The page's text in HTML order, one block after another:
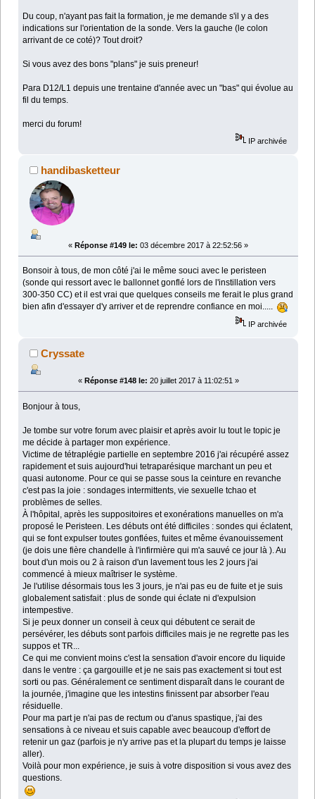
Du coup, n'ayant pas fait la formation, je me demande s'il y a des
indications sur l'orientation de la sonde. Vers la gauche (le colon
arrivant de ce coté)? Tout droit?
Si vous avez des bons "plans" je suis preneur!
Para D12/L1 depuis une trentaine d'année avec un "bas" qui évolue au
fil du temps.
merci du forum!
IP archivée
handibasketteur
« Réponse #149 le: 03 décembre 2017 à 22:52:56 »
Bonsoir à tous, de mon côté j'ai le même souci avec le peristeen
(sonde qui ressort avec le ballonnet gonflé lors de l'instillation vers
300-350 CC) et il est vrai que quelques conseils me ferait le plus grand
bien afin d'essayer d'y arriver et de reprendre confiance en moi.....
IP archivée
Cryssate
« Réponse #148 le: 20 juillet 2017 à 11:02:51 »
Bonjour à tous,
Je tombe sur votre forum avec plaisir et après avoir lu tout le topic je
me décide à partager mon expérience.
Victime de tétraplégie partielle en septembre 2016 j'ai récupéré assez
rapidement et suis aujourd'hui tetraparésique marchant un peu et
quasi autonome. Pour ce qui se passe sous la ceinture en revanche
c'est pas la joie : sondages intermittents, vie sexuelle tchao et
problèmes de selles.
À l'hôpital, après les suppositoires et exonérations manuelles on m'a
proposé le Peristeen. Les débuts ont été difficiles : sondes qui éclatent,
qui se font expulser toutes gonflées, fuites et même évanouissement
(je dois une fière chandelle à l'infirmière qui m'a sauvé ce jour là ). Au
bout d'un mois ou 2 à raison d'un lavement tous les 2 jours j'ai
commencé à mieux maîtriser le système.
Je l'utilise désormais tous les 3 jours, je n'ai pas eu de fuite et je suis
globalement satisfait : plus de sonde qui éclate ni d'expulsion
intempestive.
Si je peux donner un conseil à ceux qui débutent ce serait de
persévérer, les débuts sont parfois difficiles mais je ne regrette pas les
suppos et TR...
Ce qui me convient moins c'est la sensation d'avoir encore du liquide
dans le ventre : ça gargouille et je ne sais pas exactement si tout est
sorti ou pas. Généralement ce sentiment disparaît dans le courant de
la journée, j'imagine que les intestins finissent par absorber l'eau
résiduelle.
Pour ma part je n'ai pas de rectum ou d'anus spastique, j'ai des
sensations à ce niveau et suis capable avec beaucoup d'effort de
retenir un gaz (parfois je n'y arrive pas et la plupart du temps je laisse
aller).
Voilà pour mon expérience, je suis à votre disposition si vous avez des
questions.